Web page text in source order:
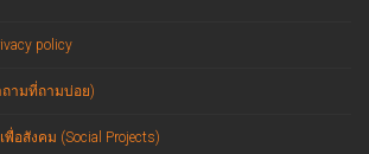
policy
ถามที่ถามบ่อย)
พื่อสังคม (Social Projects)